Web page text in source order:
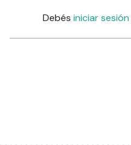
Debés iniciar sesión